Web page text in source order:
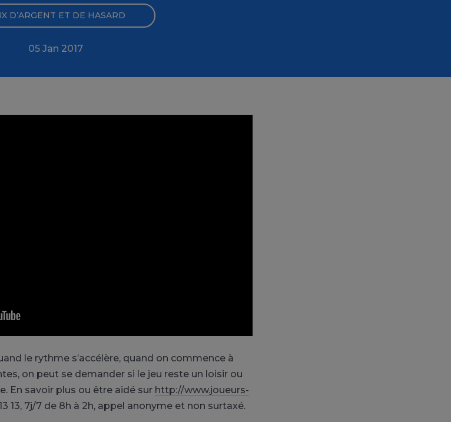
D’ARGENT ET DE HASARD
05 Jan 2017
le rythme s’accélère, quand on commence à
on peut se demander si le jeu reste un loisir ou
En savoir plus ou être aidé sur http://www.joueurs-
13, 7j/7 de 8h à 2h, appel anonyme et non surtaxé.